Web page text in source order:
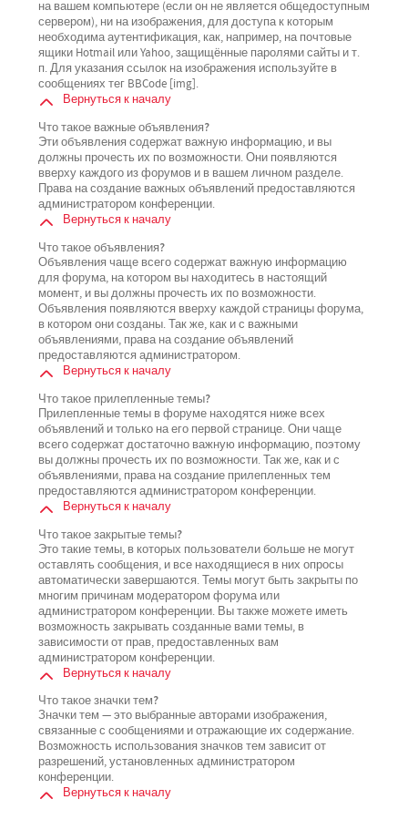
на вашем компьютере (если он не является общедоступным
сервером), ни на изображения, для доступа к которым
необходима аутентификация, как, например, на почтовые
ящики Hotmail или Yahoo, защищённые паролями сайты и т.
п. Для указания ссылок на изображения используйте в
сообщениях тег BBCode [img].
Вернуться к началу
Что такое важные объявления?
Эти объявления содержат важную информацию, и вы
должны прочесть их по возможности. Они появляются
вверху каждого из форумов и в вашем личном разделе.
Права на создание важных объявлений предоставляются
администратором конференции.
Вернуться к началу
Что такое объявления?
Объявления чаще всего содержат важную информацию
для форума, на котором вы находитесь в настоящий
момент, и вы должны прочесть их по возможности.
Объявления появляются вверху каждой страницы форума,
в котором они созданы. Так же, как и с важными
объявлениями, права на создание объявлений
предоставляются администратором.
Вернуться к началу
Что такое прилепленные темы?
Прилепленные темы в форуме находятся ниже всех
объявлений и только на его первой странице. Они чаще
всего содержат достаточно важную информацию, поэтому
вы должны прочесть их по возможности. Так же, как и с
объявлениями, права на создание прилепленных тем
предоставляются администратором конференции.
Вернуться к началу
Что такое закрытые темы?
Это такие темы, в которых пользователи больше не могут
оставлять сообщения, и все находящиеся в них опросы
автоматически завершаются. Темы могут быть закрыты по
многим причинам модератором форума или
администратором конференции. Вы также можете иметь
возможность закрывать созданные вами темы, в
зависимости от прав, предоставленных вам
администратором конференции.
Вернуться к началу
Что такое значки тем?
Значки тем — это выбранные авторами изображения,
связанные с сообщениями и отражающие их содержание.
Возможность использования значков тем зависит от
разрешений, установленных администратором
конференции.
Вернуться к началу